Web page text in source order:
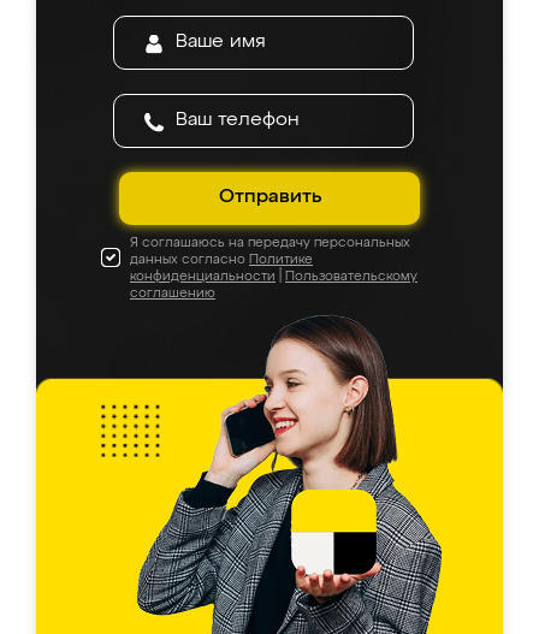
Отправить
Я соглашаюсь на передачу персональных
данных согласно Политике
конфиденциальности
Пользовательскому
соглашению